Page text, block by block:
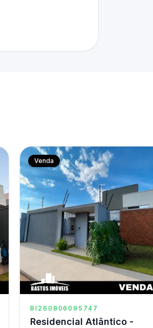
Venda
BI260806095747
Residencial Atlântico -